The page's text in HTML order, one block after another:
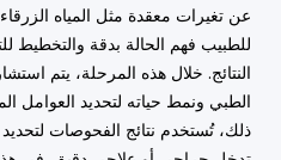
عن تغيرات معقدة مثل المياه
للطبيب فهم الحالة بدقة
النتائج. خلال هذه المرحلة، يتم
الطبي ونمط حياته لتحديد العوامل
ذلك، تُستخدم نتائج الفحوصات لتحديد